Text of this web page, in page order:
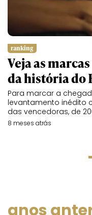
ranking
Veja as
da história do
Para marcar a
levantamento inédito
das vencedoras, de
8 meses atrás
anos